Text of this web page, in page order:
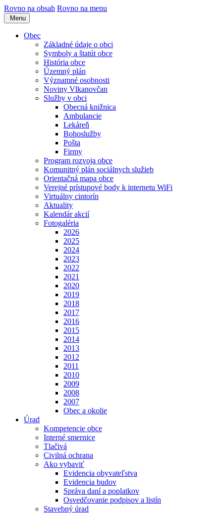
Rovno na obsah Rovno na menu
Menu
Obec
Základné údaje o obci
Symboly a štatút obce
História obce
Územný plán
Významné osobnosti
Noviny Vlkanovčan
Služby v obci
Obecná knižnica
Ambulancie
Lekáreň
Bohoslužby
Pošta
Firmy
Program rozvoja obce
Komunitný plán sociálnych služieb
Orientačná mapa obce
Verejné prístupové body k internetu WiFi
Virtuálny cintorín
Aktuality
Kalendár akcií
Fotogaléria
2026
2025
2024
2023
2022
2021
2020
2019
2018
2017
2016
2015
2014
2013
2012
2011
2010
2009
2008
2007
Obec a okolie
Úrad
Kompetencie obce
Interné smernice
Tlačivá
Civilná ochrana
Ako vybaviť
Evidencia obyvateľstva
Evidencia budov
Správa daní a poplatkov
Osvedčovanie podpisov a listín
Stavebný úrad